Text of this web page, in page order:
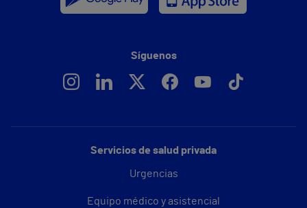
Servicios de salud privada
Urgencias
Equipo médico y asistencial
Síguenos